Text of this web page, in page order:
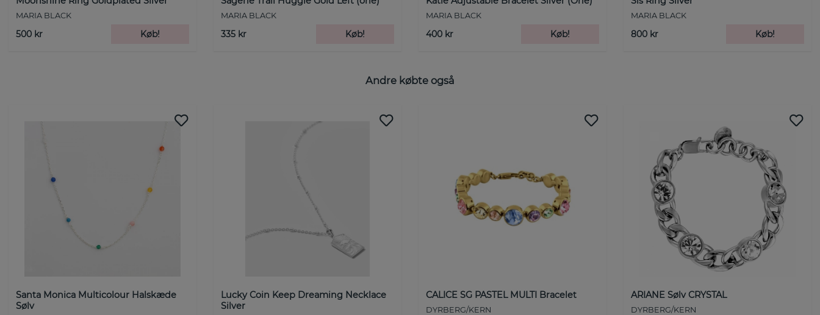
MARIA BLACK
500 kr Køb!
MARIA BLACK
335 kr Køb!
MARIA BLACK
400 kr Køb!
MARIA BLACK
800 kr Køb!
Andre købte også
Santa Monica Multicolour Halskæde
Sølv
Lucky Coin Keep Dreaming Necklace
Silver
CALICE SG PASTEL MULTI Bracelet
DYRBERG/KERN
ARIANE Sølv CRYSTAL
DYRBERG/KERN